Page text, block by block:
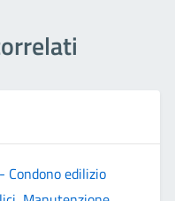
Condono edilizio